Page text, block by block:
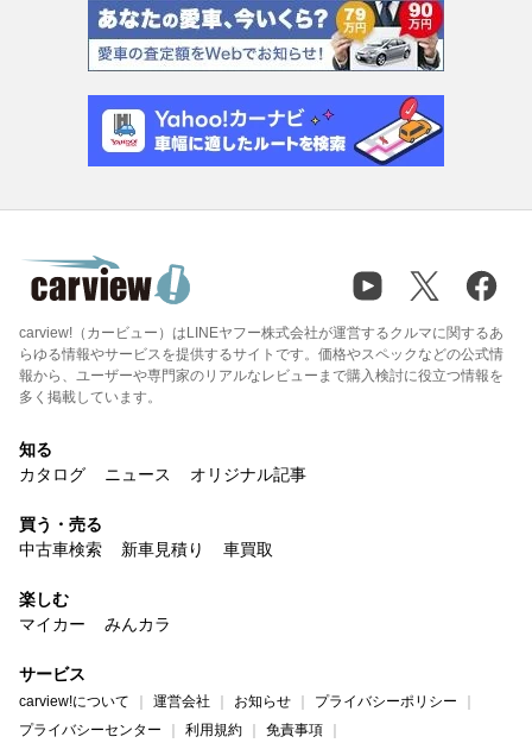
carview!（カービュー）はLINEヤフー株式会社が運営するクルマに関するあ
らゆる情報やサービスを提供するサイトです。価格やスペックなどの公式情
報から、ユーザーや専門家のリアルなレビューまで購入検討に役立つ情報を
多く掲載しています。
知る
カタログ
ニュース オリジナル記事
買う・売る
中古車検索
新車見積り 車買取
楽しむ
マイカー
みんカラ
サービス
carview!について 運営会社 お知らせ
プライバシーポリシー
プライバシーセンター
利用規約 免責事項